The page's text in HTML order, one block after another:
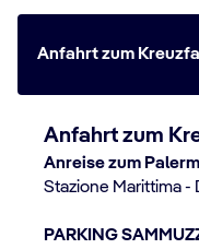
Anfahrt zum
Anfahrt zum
Anreise zum
Stazione Marittima -
PARKING